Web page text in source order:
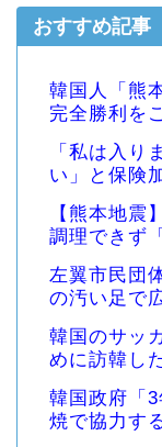
おすすめ記事
韓国人「熊
完全勝利を
「私は入り
い」と保険
【熊本地
調理できず
左翼市民団
の汚い足で
韓国のサッ
めに訪韓し
韓国政府「
焼で協力す